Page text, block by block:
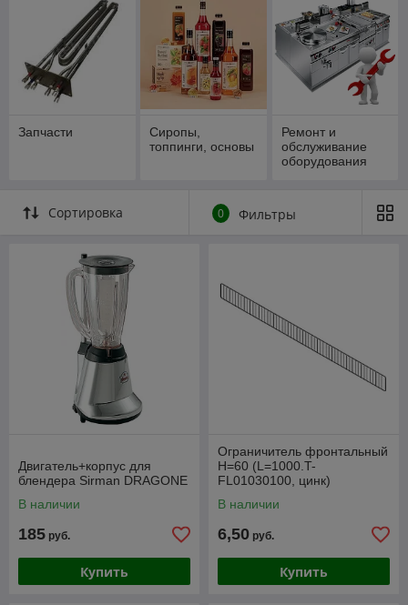
Запчасти
Сиропы,
топпинги, основы
Ремонт и
обслуживание
оборудования
Сортировка 0 Фильтры
Двигатель+корпус для
блендера Sirman DRAGONE
В наличии
185 руб.
Купить
Ограничитель фронтальный
Н=60 (L=1000.T-
FL01030100, цинк)
В наличии
6,50 руб.
Купить